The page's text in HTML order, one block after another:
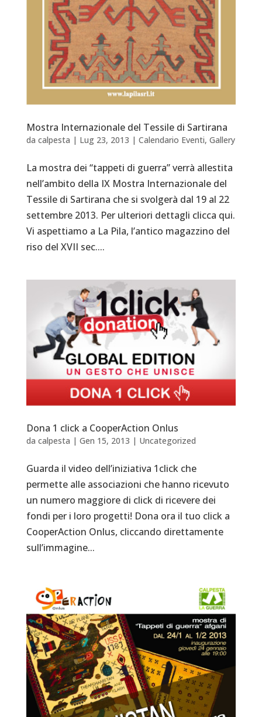
Mostra Internazionale del Tessile di Sartirana
da calpesta | Lug 23, 2013 | Calendario Eventi, Gallery
La mostra dei “tappeti di guerra” verrà allestita
nell’ambito della IX Mostra Internazionale del
Tessile di Sartirana che si svolgerà dal 19 al 22
settembre 2013. Per ulteriori dettagli clicca qui.
Vi aspettiamo a La Pila, l’antico magazzino del
riso del XVII sec....
Dona 1 click a CooperAction Onlus
da calpesta | Gen 15, 2013 | Uncategorized
Guarda il video dell’iniziativa 1click che
permette alle associazioni che hanno ricevuto
un numero maggiore di click di ricevere dei
fondi per i loro progetti! Dona ora il tuo click a
CooperAction Onlus, cliccando direttamente
sull’immagine...